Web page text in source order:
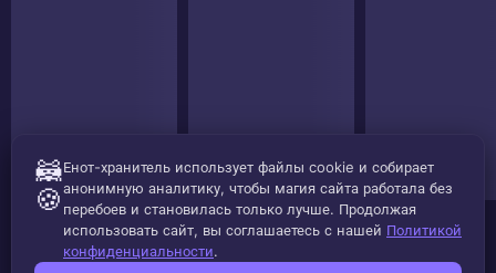
🦝
🍪
Енот-хранитель использует файлы cookie и собирает
анонимную аналитику, чтобы магия сайта работала без
перебоев и становилась только лучше. Продолжая
использовать сайт, вы соглашаетесь с нашей Политикой
конфиденциальности.